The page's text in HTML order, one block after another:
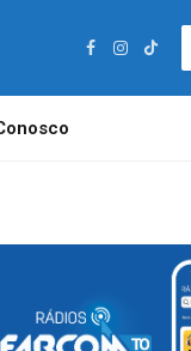
Facebook
Instagram
TikTok